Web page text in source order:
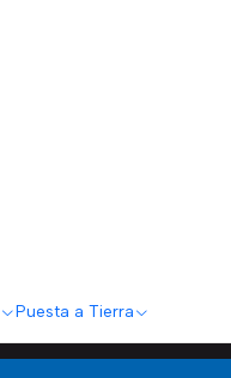
Puesta a Tierra